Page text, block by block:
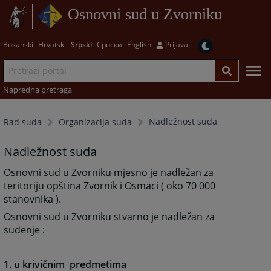
Osnovni sud u Zvorniku
Bosanski Hrvatski Srpski Српски English Prijava
Napredna pretraga
Rad suda Organizacija suda Nadležnost suda
Nadležnost suda
Osnovni sud u Zvorniku mjesno je nadležan za
teritoriju opština Zvornik i Osmaci ( oko 70 000
stanovnika ).
Osnovni sud u Zvorniku stvarno je nadležan za
suđenje :
1. u krivičnim predmetima